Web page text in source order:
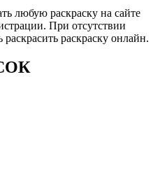
любую раскраску на сайте
При отсутствии
раскраску онлайн.